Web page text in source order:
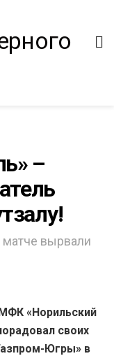
–
вырвали
«Норильский
своих
Югры» в